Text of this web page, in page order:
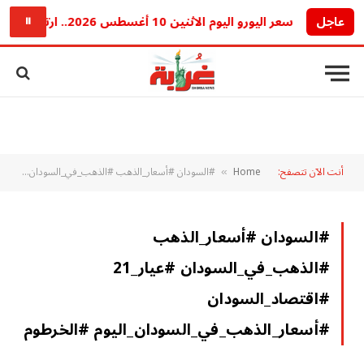
عاجل سعر اليورو اليوم الاثنين 10 أغسطس 2026.. ارتفاع جديد أمام الجنيه في البنوك ⏸
أنت الآن تتصفح: Home
» #السودان #أسعار_الذهب #الذهب_في_السودان #عيار_21 #اقتصاد_السودان #أسعار_الذهب_في_السودان_اليوم #الخرطوم
#السودان #أسعار_الذهب
#الذهب_في_السودان #عيار_21
#اقتصاد_السودان
#أسعار_الذهب_في_السودان_اليوم #الخرطوم